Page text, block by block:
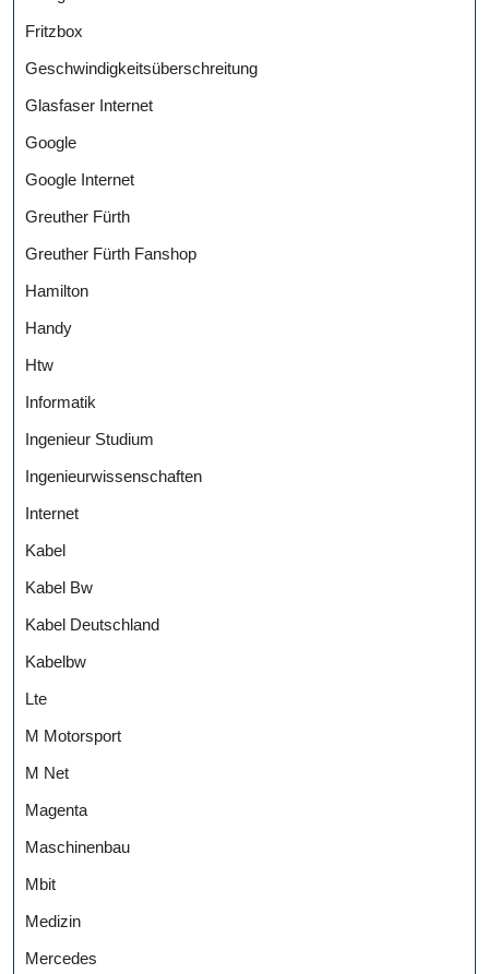
Fritzbox
Geschwindigkeitsüberschreitung
Glasfaser Internet
Google
Google Internet
Greuther Fürth
Greuther Fürth Fanshop
Hamilton
Handy
Htw
Informatik
Ingenieur Studium
Ingenieurwissenschaften
Internet
Kabel
Kabel Bw
Kabel Deutschland
Kabelbw
Lte
M Motorsport
M Net
Magenta
Maschinenbau
Mbit
Medizin
Mercedes